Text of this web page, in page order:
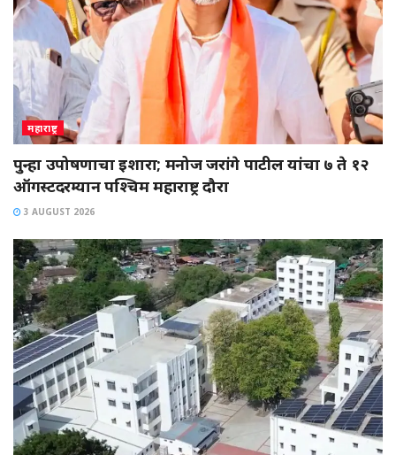
महाराष्ट्र
पुन्हा उपोषणाचा इशारा; मनोज जरांगे पाटील यांचा ७ ते १२
ऑगस्टदरम्यान पश्चिम महाराष्ट्र दौरा
3 AUGUST 2026